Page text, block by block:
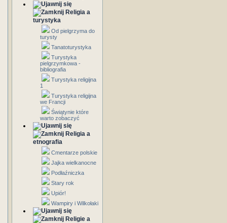
Religia a
turystyka
Od pielgrzyma do
turysty
Tanatoturystyka
Turystyka
pielgrzymkowa -
bibliografia
Turystyka religijna
1
Turystyka religijna
we Francji
Świątynie które
warto zobaczyć
Religia a
etnografia
Cmentarze polskie
Jajka wielkanocne
Podłaźniczka
Stary rok
Upiór!
Wampiry i Wilkołaki
Religie a